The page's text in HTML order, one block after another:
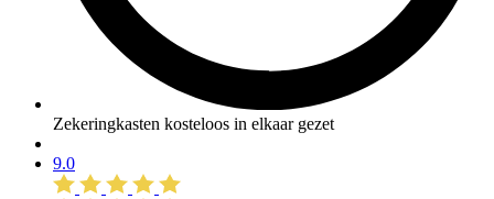
Zekeringkasten kosteloos in elkaar gezet
9.0